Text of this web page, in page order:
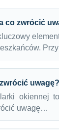
co zwrócić
uwagę?
okiennej
uwagę…